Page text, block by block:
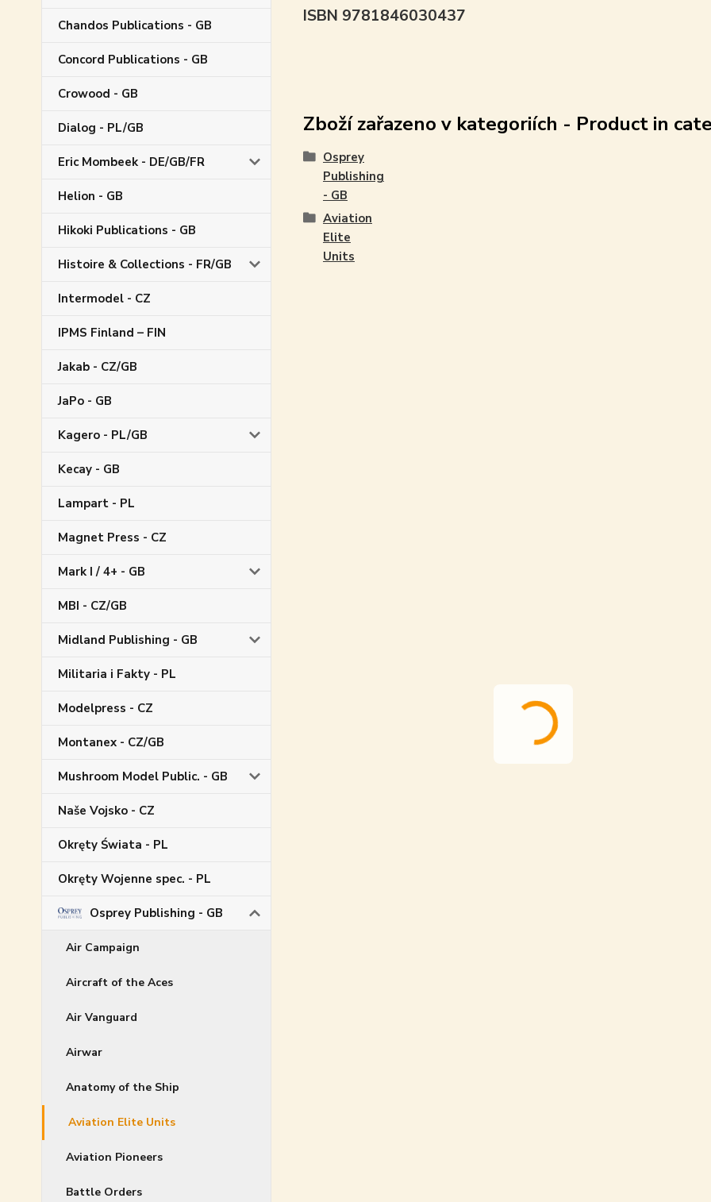
Chandos Publications - GB
Concord Publications - GB
Crowood - GB
Dialog - PL/GB
Eric Mombeek - DE/GB/FR
Helion - GB
Hikoki Publications - GB
Histoire & Collections - FR/GB
Intermodel - CZ
IPMS Finland – FIN
Jakab - CZ/GB
JaPo - GB
Kagero - PL/GB
Kecay - GB
Lampart - PL
Magnet Press - CZ
Mark I / 4+ - GB
MBI - CZ/GB
Midland Publishing - GB
Militaria i Fakty - PL
Modelpress - CZ
Montanex - CZ/GB
Mushroom Model Public. - GB
Naše Vojsko - CZ
Okręty Świata - PL
Okręty Wojenne spec. - PL
Osprey Publishing - GB
Air Campaign
Aircraft of the Aces
Air Vanguard
Airwar
Anatomy of the Ship
Aviation Elite Units
Aviation Pioneers
Battle Orders
ISBN 9781846030437
Zboží zařazeno v kategoriích - Product in
Osprey
Publishing
- GB
Aviation
Elite
Units